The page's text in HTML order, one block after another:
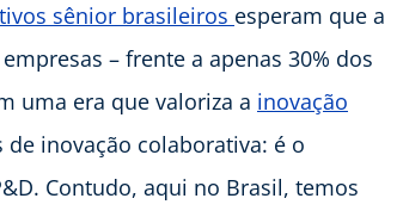
sênior brasileiros esperam que a
– frente a apenas 30% dos
uma era que valoriza a inovação
inovação colaborativa: é o
Contudo, aqui no Brasil, temos